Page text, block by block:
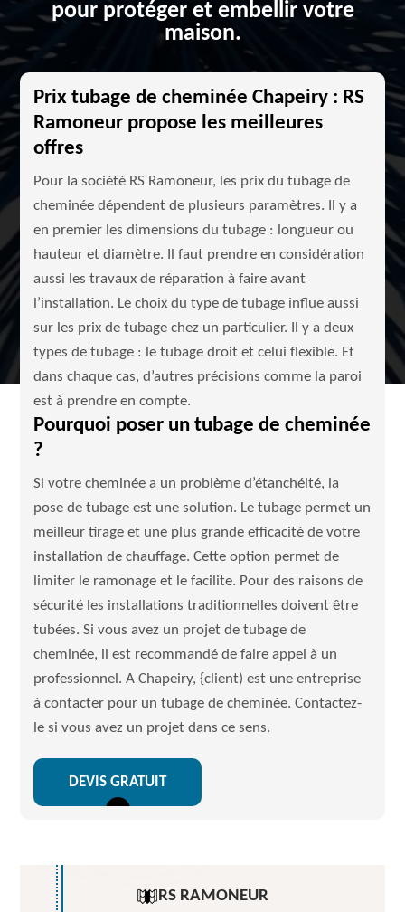
pour protéger et embellir votre
maison.
Prix tubage de cheminée Chapeiry : RS
Ramoneur propose les meilleures
offres
Pour la société RS Ramoneur, les prix du tubage de
cheminée dépendent de plusieurs paramètres. Il y a
en premier les dimensions du tubage : longueur ou
hauteur et diamètre. Il faut prendre en considération
aussi les travaux de réparation à faire avant
l’installation. Le choix du type de tubage influe aussi
sur les prix de tubage chez un particulier. Il y a deux
types de tubage : le tubage droit et celui flexible. Et
dans chaque cas, d’autres précisions comme la paroi
est à prendre en compte.
Pourquoi poser un tubage de cheminée
?
Si votre cheminée a un problème d’étanchéité, la
pose de tubage est une solution. Le tubage permet un
meilleur tirage et une plus grande efficacité de votre
installation de chauffage. Cette option permet de
limiter le ramonage et le facilite. Pour des raisons de
sécurité les installations traditionnelles doivent être
tubées. Si vous avez un projet de tubage de
cheminée, il est recommandé de faire appel à un
professionnel. A Chapeiry, {client) est une entreprise
à contacter pour un tubage de cheminée. Contactez-
le si vous avez un projet dans ce sens.
DEVIS GRATUIT
RS RAMONEUR